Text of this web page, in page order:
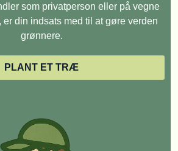
som privatperson eller på vegne
er din indsats med til at gøre verden
grønnere.
PLANT ET TRÆ